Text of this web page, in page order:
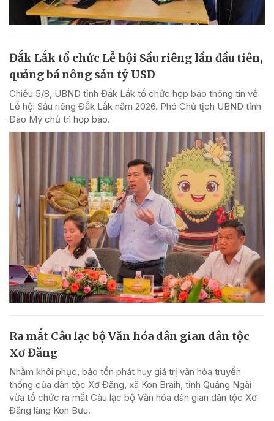
Đắk Lắk tổ chức Lễ hội Sầu riêng lần đầu tiên,
quảng bá nông sản tỷ USD
Chiều 5/8, UBND tỉnh Đắk Lắk tổ chức họp báo thông tin về
Lễ hội Sầu riêng Đắk Lắk năm 2026. Phó Chủ tịch UBND tỉnh
Đào Mỹ chủ trì họp báo.
Ra mắt Câu lạc bộ Văn hóa dân gian dân tộc
Xơ Đăng
Nhằm khôi phục, bảo tồn phát huy giá trị văn hóa truyền
thống của dân tộc Xơ Đăng, xã Kon Braih, tỉnh Quảng Ngãi
vừa tổ chức ra mắt Câu lạc bộ Văn hóa dân gian dân tộc Xơ
Đăng làng Kon Bưu.